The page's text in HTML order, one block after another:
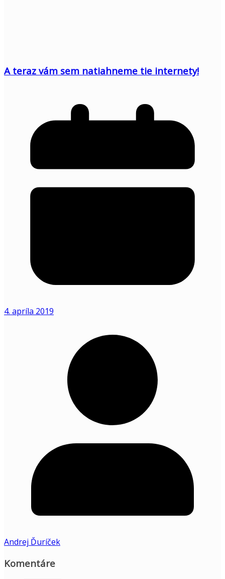
A teraz vám sem natiahneme tie internety!
4. apríla 2019
Andrej Ďuríček
Komentáre